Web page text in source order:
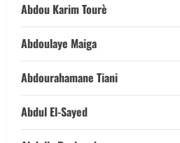
Abdou Karim Tourè
Abdoulaye Maiga
Abdourahamane Tiani
Abdul El-Sayed